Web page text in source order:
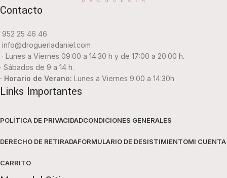
Contacto
952 25 46 46
info@drogueriadaniel.com
· Lunes a Viernes 09:00 a 14:30 h y de 17:00 a 20:00 h.
· Sábados de 9 a 14 h.
· Horario de Verano: Lunes a Viernes 9:00 a 14:30h
Links Importantes
POLÍTICA DE PRIVACIDADCONDICIONES GENERALES
DERECHO DE RETIRADAFORMULARIO DE DESISTIMIENTOMI CUENTA
CARRITO